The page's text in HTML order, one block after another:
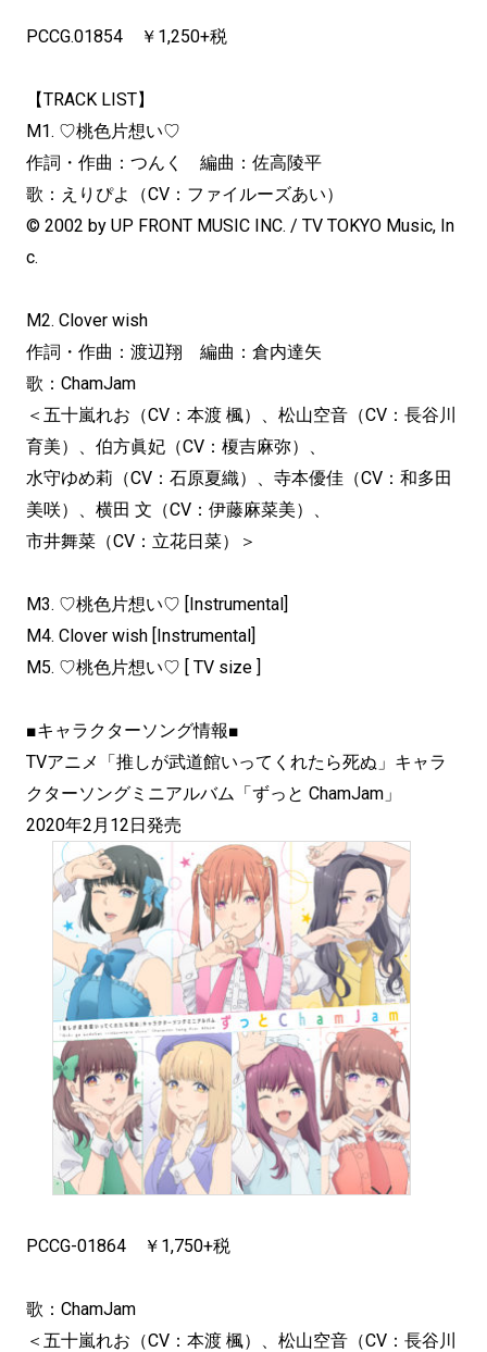
PCCG.01854 ￥1,250+税
【TRACK LIST】
M1. ♡桃色片想い♡
作詞・作曲：つんく 編曲：佐高陵平
歌：えりぴよ（CV：ファイルーズあい）
© 2002 by UP FRONT MUSIC INC. / TV TOKYO Music, In
c.
M2. Clover wish
作詞・作曲：渡辺翔 編曲：倉内達矢
歌：ChamJam
＜五十嵐れお（CV：本渡 楓）、松山空音（CV：長谷川
育美）、伯方眞妃（CV：榎吉麻弥）、
水守ゆめ莉（CV：石原夏織）、寺本優佳（CV：和多田
美咲）、横田 文（CV：伊藤麻菜美）、
市井舞菜（CV：立花日菜）＞
M3. ♡桃色片想い♡ [Instrumental]
M4. Clover wish [Instrumental]
M5. ♡桃色片想い♡ [ TV size ]
■キャラクターソング情報■
TVアニメ「推しが武道館いってくれたら死ぬ」キャラ
クターソングミニアルバム「ずっと ChamJam」
2020年2月12日発売
PCCG-01864 ￥1,750+税
歌：ChamJam
＜五十嵐れお（CV：本渡 楓）、松山空音（CV：長谷川